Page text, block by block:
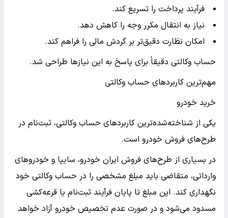
فرآیند پرداخت را تسریع کند.
نیاز به انتقال مکرر وجه را کاهش دهد.
امکان نظارت دقیق‌تر بر گردش مالی را فراهم کند.
حساب وکالتی دقیقاً برای پاسخ به این نیازها طراحی شد.
مهم‌ترین کاربردهای حساب وکالتی
خرید خودرو
یکی از شناخته‌شده‌ترین کاربردهای حساب وکالتی، ثبت‌نام در
طرح‌های فروش خودرو است.
در بسیاری از طرح‌های فروش ایران خودرو، سایپا و خودروهای
وارداتی، متقاضی باید مبلغ مشخصی را در حساب وکالتی خود
نگهداری کند. این مبلغ تا پایان فرآیند ثبت‌نام یا قرعه‌کشی
مسدود می‌شود و در صورت عدم تخصیص خودرو آزاد خواهد